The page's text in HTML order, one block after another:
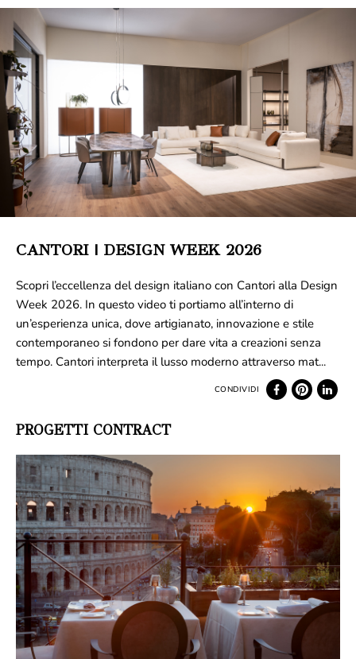
CANTORI | DESIGN WEEK 2026
Scopri l’eccellenza del design italiano con Cantori alla Design
Week 2026. In questo video ti portiamo all’interno di
un’esperienza unica, dove artigianato, innovazione e stile
contemporaneo si fondono per dare vita a creazioni senza
tempo. Cantori interpreta il lusso moderno attraverso mat...
PROGETTI CONTRACT